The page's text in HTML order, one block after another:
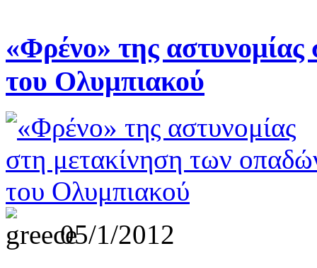
«Φρένο» της
του Ολυμπιακού
05/1/2012